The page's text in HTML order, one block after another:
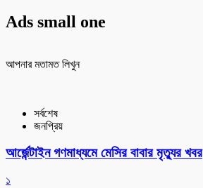
Ads small one
আপনার মতামত লিখুন
সর্বশেষ
জনপ্রিয়
আর্জেন্টাইন গণমাধ্যমে মেসির বাবার মৃত্যুর খবর
১